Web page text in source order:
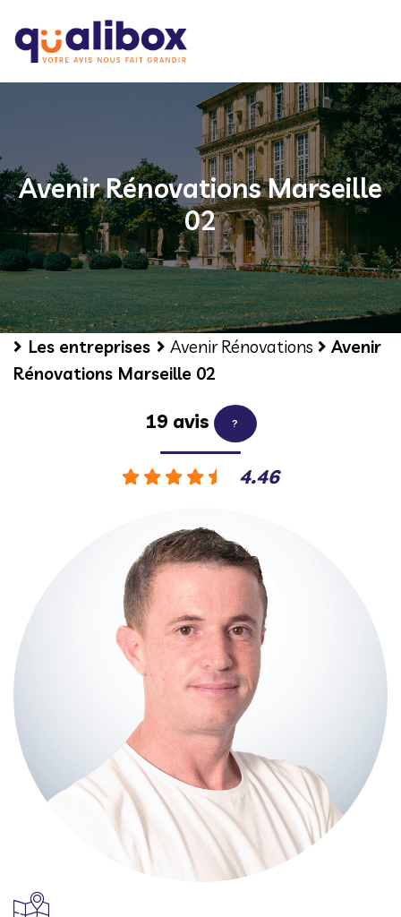
Avenir Rénovations Marseille
02
Les entreprises Avenir Rénovations
Avenir
Rénovations Marseille 02
19 avis ?
4.46